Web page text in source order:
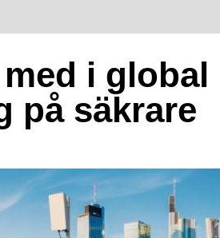
i global
på säkrare